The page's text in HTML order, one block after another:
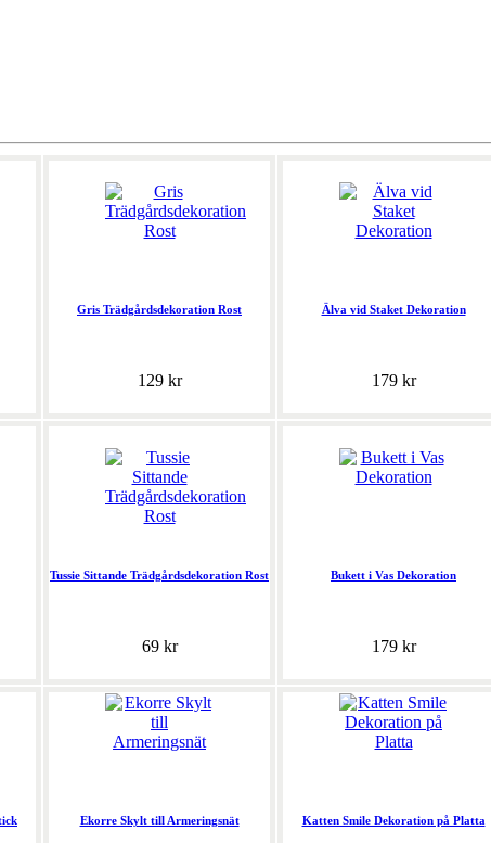
Gris Trädgårdsdekoration Rost
129 kr
Älva vid Staket Dekoration
179 kr
Tussie Sittande Trädgårdsdekoration Rost
69 kr
Bukett i Vas Dekoration
179 kr
Ekorre Skylt till Armeringsnät Katten Smile Dekoration på Platta